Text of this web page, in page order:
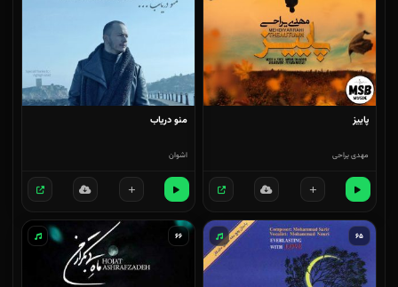
پاییز
مهدی یراحی
منو دریاب
اشوان
۶۵ ۶۶